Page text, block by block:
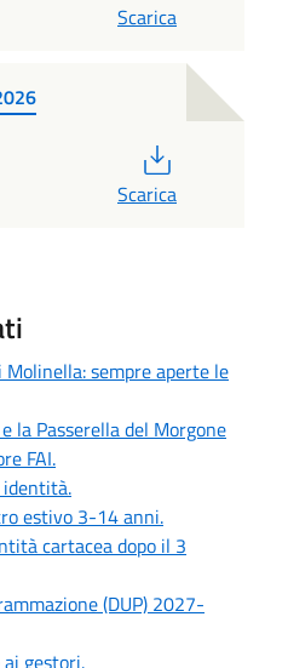
Scarica
Scarica
sempre aperte le
la Passerella del Morgone
FAI.
estivo 3-14 anni.
cartacea dopo il 3
(DUP) 2027-
gestori.